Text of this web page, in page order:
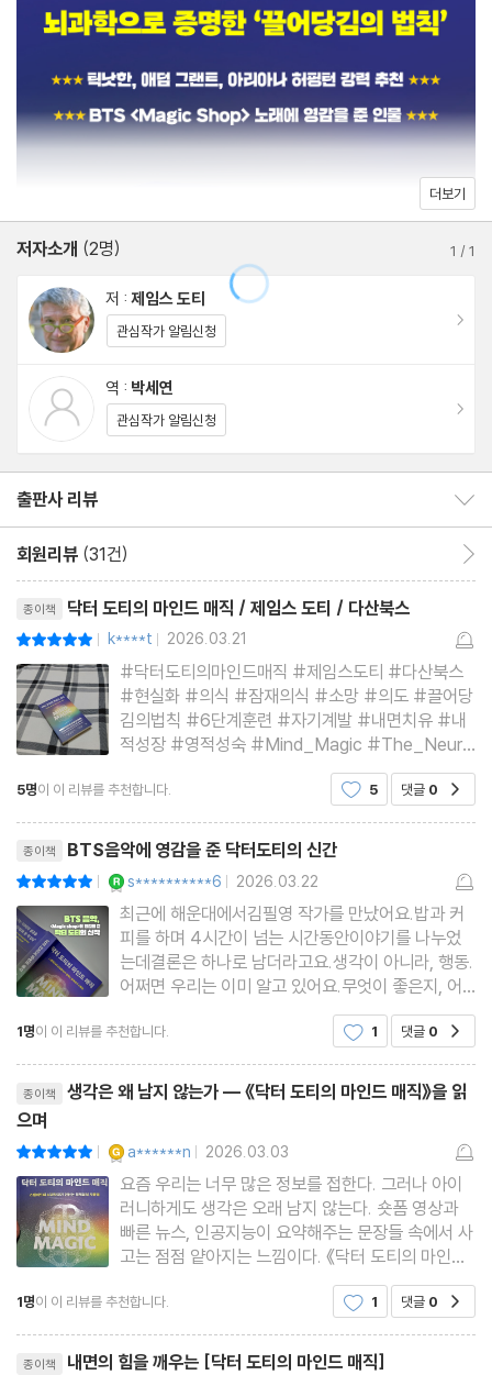
“끌어당김의 법칙에 관한 편견과 오해가 팽배하다. 가장 흔히 알려
진 오해는 ‘우주의 힘이 우리를 돕는다’라는 것이다. 누군가는 우주
의 기운이 자신을 엄청난 행운으로 이끌기를 바라기도 하고, 소원을
이뤄주는 지니 같은 존재가 나타나기를 꿈꾸기도 한다. 그러나 진실
은 단순하다. 우주는 우리 한 사람, 한 사람에게 관심이 없다. 또 과
학적으로 증명할 수 없는 신비한 힘이 우리 인생에 개입할 여지도 없
다.
우리의 인생을 좌우하는 건 우리 자신이다. 우리의 뇌와 마음이 우리
인생의 우주이며, 우리를 어려움에 빠뜨리는 것도, 우리를 구하는 것
도 모두 우리 자신이다. 이것이 진정한 마법의 시작이다.
뇌와 마음을 바꿔야 비로소 변화가 이루어진다.”
참고문헌
더보기
저자소개 (2명) 1 /1
저 : 제임스 도티
관심작가 알림신청
역 : 박세연
관심작가 알림신청
출판사 리뷰
회원리뷰 (31건)
종이책 닥터 도티의 마인드 매직 / 제임스 도티 / 다산북스
| k****t | 2026.03.21
#닥터도티의마인드매직 #제임스도티 #다산북스
#현실화 #의식 #잠재의식 #소망 #의도 #끌어당
김의법칙 #6단계훈련 #자기계발 #내면치유 #내
적성장 #영적성숙 #Mind_Magic #The_Neuro
science_of_Manifestation_and_How_It_C
hanges_Everything @book_withppt @dasa
nbooks #북피티님의_서평모집 을 통해 출판사로
부터 #도서협찬 을 받아 작성한 리뷰입니다 + 독서
동기이 책의 소개글을 읽고
5명이 이 리뷰를 추천합니다. 5 댓글 0
종이책 BTS음악에 영감을 준 닥터도티의 신간
| s**********6 | 2026.03.22
최근에 해운대에서김필영 작가를 만났어요.밥과 커
피를 하며 4시간이 넘는 시간동안이야기를 나누었
는데결론은 하나로 남더라고요.생각이 아니라, 행동.
어쩌면 우리는 이미 알고 있어요.무엇이 좋은지, 어
떻게 해야 하는지.모르는것도 아닌데 참 이상하게도
그다음 행동으로 쉽게 나아가지 못할 때가 많잖아요.
저는 사진과 영상은 매일 쉽게 찍지만,책을 내는 일
앞에서 멈춰 있었고,김필
1명이 이 리뷰를 추천합니다. 1 댓글 0
종이책
생각은 왜 남지 않는가 ― 《닥터 도티의 마인드 매직》을 읽
으며
| a******n | 2026.03.03
요즘 우리는 너무 많은 정보를 접한다. 그러나 아이
러니하게도 생각은 오래 남지 않는다. 숏폼 영상과
빠른 뉴스, 인공지능이 요약해주는 문장들 속에서 사
고는 점점 얕아지는 느낌이다. 《닥터 도티의 마인드
매직》은 바로 이 지점에서 출발한다. ‘끌어당김의 법
칙’을 신비주의가 아닌 뇌과학의 언어로 설명하며,
반복되는 생각이 신경회로를 만들고 결국 우리의 선
택과 행동을 바꾼
1명이 이 리뷰를 추천합니다. 1 댓글 0
종이책 내면의 힘을 깨우는 [닥터 도티의 마인드 매직]